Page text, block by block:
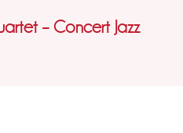
– Concert Jazz